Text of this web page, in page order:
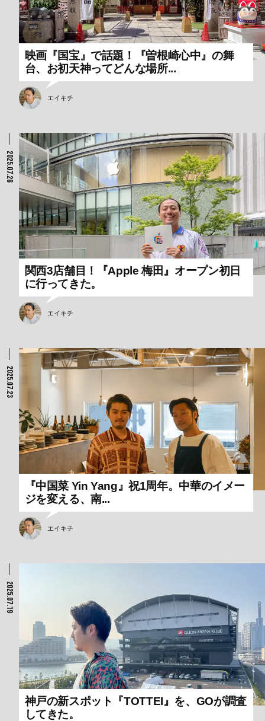
映画『国宝』で話題！『曽根崎心中』の舞
台、お初天神ってどんな場所...
エイキチ
2025.07.26
関西3店舗目！『Apple 梅田』オープン初日
に行ってきた。
エイキチ
2025.07.23
『中国菜 Yin Yang』祝1周年。中華のイメー
ジを変える、南...
エイキチ
2025.07.19
神戸の新スポット『TOTTEI』を、GOが調査
してきた。